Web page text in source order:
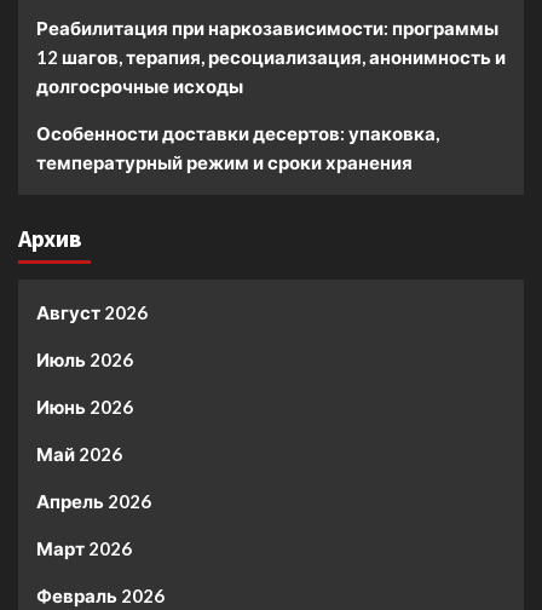
Реабилитация при наркозависимости: программы
12 шагов, терапия, ресоциализация, анонимность и
долгосрочные исходы
Особенности доставки десертов: упаковка,
температурный режим и сроки хранения
Архив
Август 2026
Июль 2026
Июнь 2026
Май 2026
Апрель 2026
Март 2026
Февраль 2026